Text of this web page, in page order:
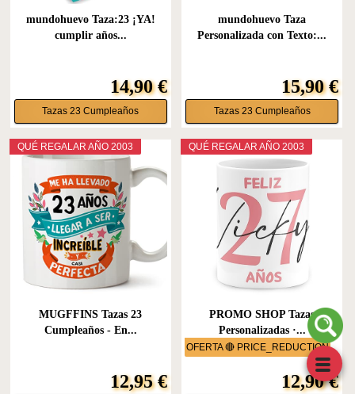
mundohuevo Taza:23 ¡YA!
cumplir años...
14,90 €
Tazas 23 Cumpleaños
mundohuevo Taza
Personalizada con Texto:...
15,90 €
Tazas 23 Cumpleaños
QUÉ REGALAR AÑO 2003
MUGFFINS Tazas 23
Cumpleaños - En...
12,95 €
OFERTA 🔴 PRICE_REDUCTION
QUÉ REGALAR AÑO 2003
PROMO SHOP Tazas
Personalizadas ·...
12,90 €